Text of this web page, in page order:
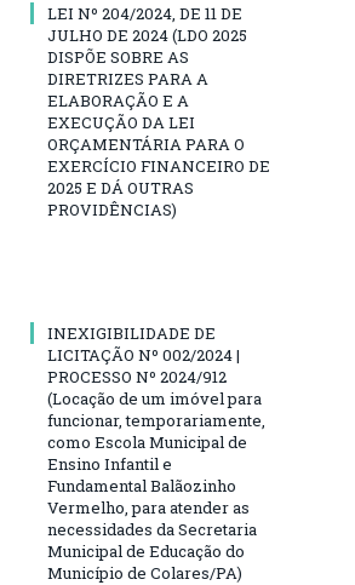
LEI Nº 204/2024, DE 11 DE
JULHO DE 2024 (LDO 2025
DISPÕE SOBRE AS
DIRETRIZES PARA A
ELABORAÇÃO E A
EXECUÇÃO DA LEI
ORÇAMENTÁRIA PARA O
EXERCÍCIO FINANCEIRO DE
2025 E DÁ OUTRAS
PROVIDÊNCIAS)
INEXIGIBILIDADE DE
LICITAÇÃO Nº 002/2024 |
PROCESSO Nº 2024/912
(Locação de um imóvel para
funcionar, temporariamente,
como Escola Municipal de
Ensino Infantil e
Fundamental Balãozinho
Vermelho, para atender as
necessidades da Secretaria
Municipal de Educação do
Município de Colares/PA)